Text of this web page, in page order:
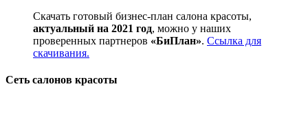
Скачать готовый бизнес-план салона красоты,
актуальный на 2021 год, можно у наших
проверенных партнеров «БиПлан». Ссылка для
скачивания.
Сеть салонов красоты